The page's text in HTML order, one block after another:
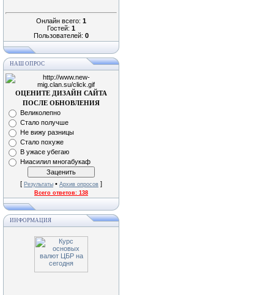
Онлайн всего: 1
Гостей: 1
Пользователей: 0
НАШ ОПРОС
ОЦЕНИТЕ ДИЗАЙН САЙТА
ПОСЛЕ ОБНОВЛЕНИЯ
Великолепно
Стало получше
Не вижу разницы
Стало похуже
В ужасе убегаю
Ниасилил многабукаф
[ Результаты • Архив опросов ]
Всего ответов: 138
ИНФОРМАЦИЯ